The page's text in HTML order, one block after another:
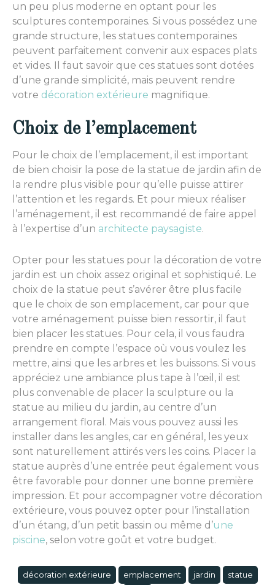
un peu plus moderne en optant pour les
sculptures contemporaines. Si vous possédez une
grande structure, les statues contemporaines
peuvent parfaitement convenir aux espaces plats
et vides. Il faut savoir que ces statues sont dotées
d’une grande simplicité, mais peuvent rendre
votre décoration extérieure magnifique.
Choix de l’emplacement
Pour le choix de l’emplacement, il est important
de bien choisir la pose de la statue de jardin afin de
la rendre plus visible pour qu’elle puisse attirer
l’attention et les regards. Et pour mieux réaliser
l’aménagement, il est recommandé de faire appel
à l’expertise d’un architecte paysagiste.
Opter pour les statues pour la décoration de votre
jardin est un choix assez original et sophistiqué. Le
choix de la statue peut s’avérer être plus facile
que le choix de son emplacement, car pour que
votre aménagement puisse bien ressortir, il faut
bien placer les statues. Pour cela, il vous faudra
prendre en compte l’espace où vous voulez les
mettre, ainsi que les arbres et les buissons. Si vous
appréciez une ambiance plus tape à l’œil, il est
plus convenable de placer la sculpture ou la
statue au milieu du jardin, au centre d’un
arrangement floral. Mais vous pouvez aussi les
installer dans les angles, car en général, les yeux
sont naturellement attirés vers les coins. Placer la
statue auprès d’une entrée peut également vous
être favorable pour donner une bonne première
impression. Et pour accompagner votre décoration
extérieure, vous pouvez opter pour l’installation
d’un étang, d’un petit bassin ou même d’une
piscine, selon votre goût et votre budget.
décoration extérieure emplacement jardin statue